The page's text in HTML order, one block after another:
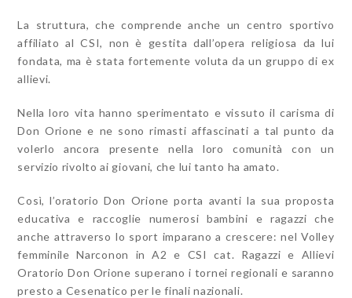
La struttura, che comprende anche un centro sportivo
affiliato al CSI, non è gestita dall’opera religiosa da lui
fondata, ma è stata fortemente voluta da un gruppo di ex
allievi.
Nella loro vita hanno sperimentato e vissuto il carisma di
Don Orione e ne sono rimasti affascinati a tal punto da
volerlo ancora presente nella loro comunità con un
servizio rivolto ai giovani, che lui tanto ha amato.
Così, l’oratorio Don Orione porta avanti la sua proposta
educativa e raccoglie numerosi bambini e ragazzi che
anche attraverso lo sport imparano a crescere: nel Volley
femminile Narconon in A2 e CSI cat. Ragazzi e Allievi
Oratorio Don Orione superano i tornei regionali e saranno
presto a Cesenatico per le finali nazionali.